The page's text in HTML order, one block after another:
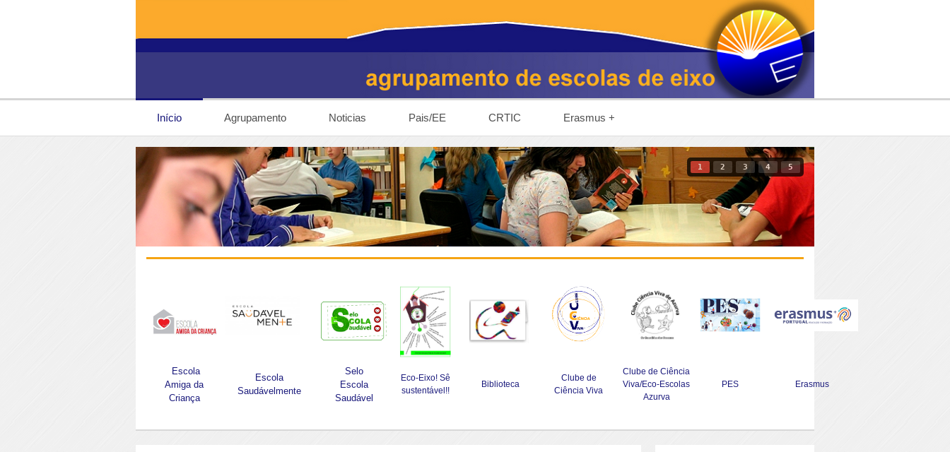
Início Agrupamento Noticias Pais/EE CRTIC Erasmus +
1 2 3 4 5
Escola
Amiga da
Criança
Escola
Saudávelmente
Selo
Escola
Saudável
Eco-Eixo! Sê
sustentável!!
Biblioteca
Clube de
Ciência Viva
Clube de Ciência
Viva/Eco-Escolas
Azurva
PES Erasmus